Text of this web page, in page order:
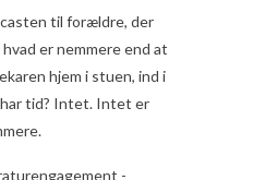
til forældre, der
er nemmere end at
hjem i stuen, ind i
tid? Intet. Intet er
-